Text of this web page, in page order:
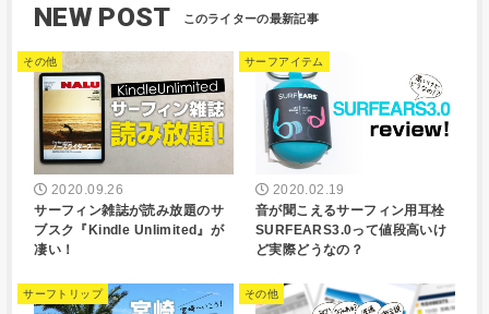
NEW POST
その他
2020.09.26
サーフィン雑誌が読み放題のサ
ブスク『Kindle Unlimited』が
凄い！
サーフアイテム
2020.02.19
音が聞こえるサーフィン用耳栓
SURFEARS3.0って値段高いけ
ど実際どうなの？
サーフトリップ その他